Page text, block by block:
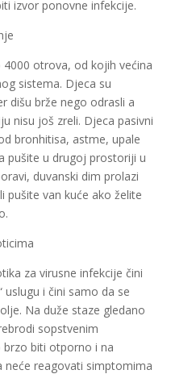
izvor ponovne infekcije.
otrova, od kojih većina
sistema. Djeca su
dišu brže nego odrasli a
nisu još zreli. Djeca pasivni
bronhitisa, astme, upale
pušite u drugoj prostoriji u
duvanski dim prolazi
pušite van kuće ako želite
za virusne infekcije čini
uslugu i čini samo da se
Na duže staze gledano
sopstvenim
biti otporno i na
neće reagovati simptomima